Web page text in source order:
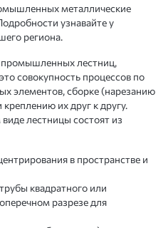
металлические
узнавайте у
региона.
промышленных лестниц,
совокупность процессов по
элементов, сборке (нарезанию
их друг к другу.
лестницы состоят из
в пространстве и
квадратного или
разрезе для